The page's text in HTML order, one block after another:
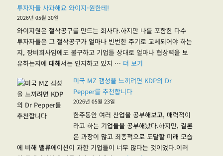
투자자들 사과해요 와이지-원한테!
2026년 05월 30일
와이지원은 절삭공구를 만드는 회사다.하지만 나를 포함한 다수
투자자들은 그 절삭공구가 얼마나 빈번한 주기로 교체되어야 하는
지, 장비회사임에도 불구하고 기업들 상대로 얼마나 협상력을 보
유하는지에 대해서는 인지하고 있지 … 더 보기
미국 MZ 갬성을 느끼려면 KDP의 Dr
Pepper를 추천합니다
2026년 05월 23일
한주동안 여러 산업을 공부해보고, 매력적이
라고 하는 기업들을 공부해봤다.하지만, 결론
은 과장이 많고 최종적으로 도달할 미래 모습
에 비해 밸류에이션이 과한 기업들이 너무 많다는 것이었다.이러